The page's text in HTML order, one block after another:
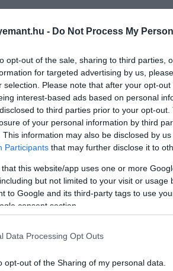
- Do Not Process My
opt-out of the sale, sharing to third parties,
for targeted advertising by us,
selection. Please note that after your opt-
interest-based ads based on personal
to third parties prior to your opt-
of your personal information by third
This information may also be disclosed by
Participants that may further disclose it to
that this website/app uses one or more
but not limited to your visit or usage
to Google and its third-party tags to use
consent section.
Data Processing Opt Outs
opt-out of the Sharing of my personal data.
A bejegyzés megtekintése az